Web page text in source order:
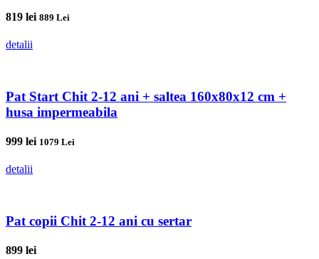
819 lei 889 Lei
detalii
Pat Start Chit 2-12 ani + saltea 160x80x12 cm +
husa impermeabila
999 lei 1079 Lei
detalii
Pat copii Chit 2-12 ani cu sertar
899 lei